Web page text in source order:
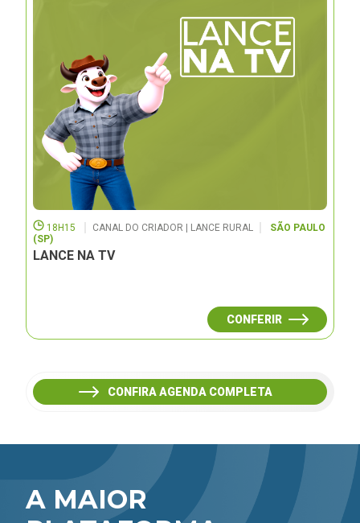
18H15 CANAL DO CRIADOR | LANCE RURAL
SÃO PAULO
(SP)
LANCE NA TV
CONFERIR
CONFIRA AGENDA COMPLETA
A MAIOR